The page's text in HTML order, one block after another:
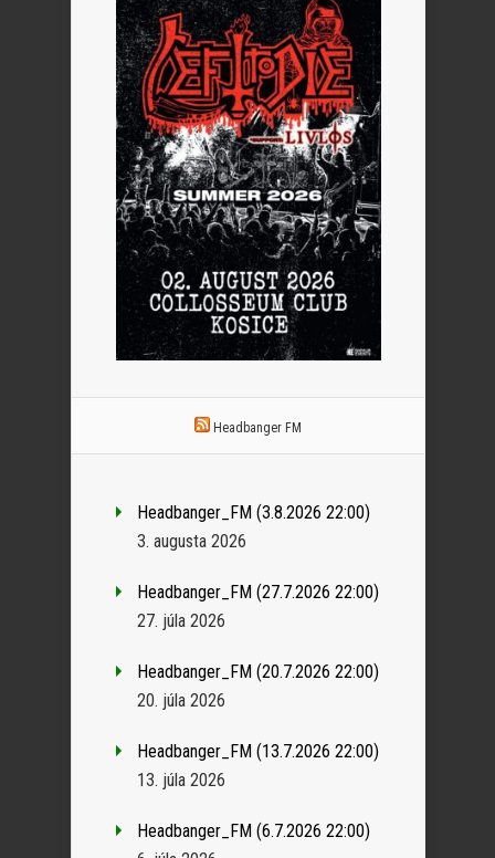
Headbanger FM
Headbanger_FM (3.8.2026 22:00)
3. augusta 2026
Headbanger_FM (27.7.2026 22:00)
27. júla 2026
Headbanger_FM (20.7.2026 22:00)
20. júla 2026
Headbanger_FM (13.7.2026 22:00)
13. júla 2026
Headbanger_FM (6.7.2026 22:00)